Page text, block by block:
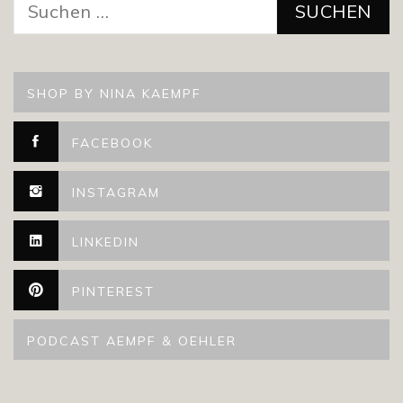
nach:
SHOP BY NINA KAEMPF
FACEBOOK
INSTAGRAM
LINKEDIN
PINTEREST
PODCAST AEMPF & OEHLER